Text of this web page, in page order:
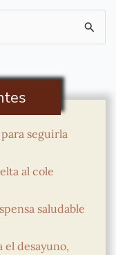
seguirla
al cole
saludable
el desayuno,